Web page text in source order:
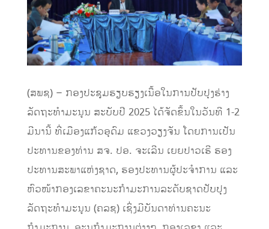
(ສພຊ) – ກອງປະຊຸມຮຽບຮຽງເນື້ອໃນການປັບປຸງຮ່າງ
ລັດຖະທຳມະນູນ ສະບັບປີ 2025 ໄດ້ຈັດຂຶ້ນໃນວັນທີ 1-2
ມີນານີ້ ທີ່ເມືອງແກ້ວອຸດົມ ແຂວງວຽງຈັນ ໂດຍການເປັນ
ປະທານຂອງທ່ານ ສຈ. ປອ. ຈະເລີນ ເຍຍປາວເຮີ ຮອງ
ປະທານສະພາແຫ່ງຊາດ, ຮອງປະທານຜູ້ປະຈຳການ ແລະ
ຫົວໜ້າກອງເລຂາຄະນະກຳມະການລະດັບຊາດປັບປຸງ
ລັດຖະທຳມະນູນ (ຄລຊ) ເຊິ່ງມີບັນດາທ່ານຄະນະ